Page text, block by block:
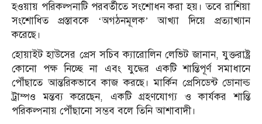
হওয়ায় পরিকল্পনাটি পরবর্তীতে সংশোধন করা হয়। তবে রাশিয়া
সংশোধিত প্রস্তাবকে ‘অগঠনমূলক’ আখ্যা দিয়ে প্রত্যাখ্যান
করেছে।
হোয়াইট হাউসের প্রেস সচিব ক্যারোলিন লেভিট জানান, যুক্তরাষ্ট্র
কোনো পক্ষ নিচ্ছে না এবং যুদ্ধের একটি শান্তিপূর্ণ সমাধানে
পৌঁছাতে আন্তরিকভাবে কাজ করছে। মার্কিন প্রেসিডেন্ট ডোনাল্ড
ট্রাম্পও মন্তব্য করেছেন, একটি গ্রহণযোগ্য ও কার্যকর শান্তি
পরিকল্পনায় পৌঁছানো সম্ভব বলে তিনি আশাবাদী।